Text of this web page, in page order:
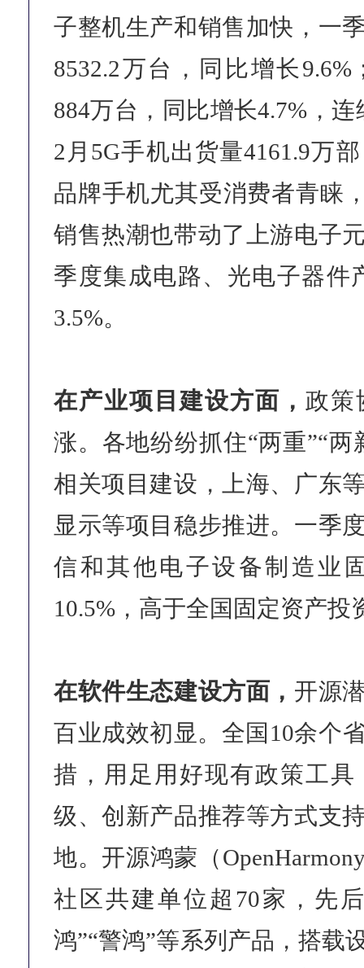
子整机生产和销售加快，一
8532.2万台，同比增长
884万台，同比增长4.7%，
2月5G手机出货量4161.9万
品牌手机尤其受消费者青睐
销售热潮也带动了上游电子
季度集成电路、光电子器件
3.5%。
在产业项目建设方面， 政策
涨。各地纷纷抓住“两重”“
相关项目建设，上海、广东
显示等项目稳步推进。一季
信和其他电子设备制造业
10.5%，高于全国固定资产投
在软件生态建设方面， 开源
百业成效初显。全国10余个
措，用足用好现有政策工
级、创新产品推荐等方式支
地。开源鸿蒙（
社区共建单位超70家，先
鸿”“警鸿”等系列产品，搭载